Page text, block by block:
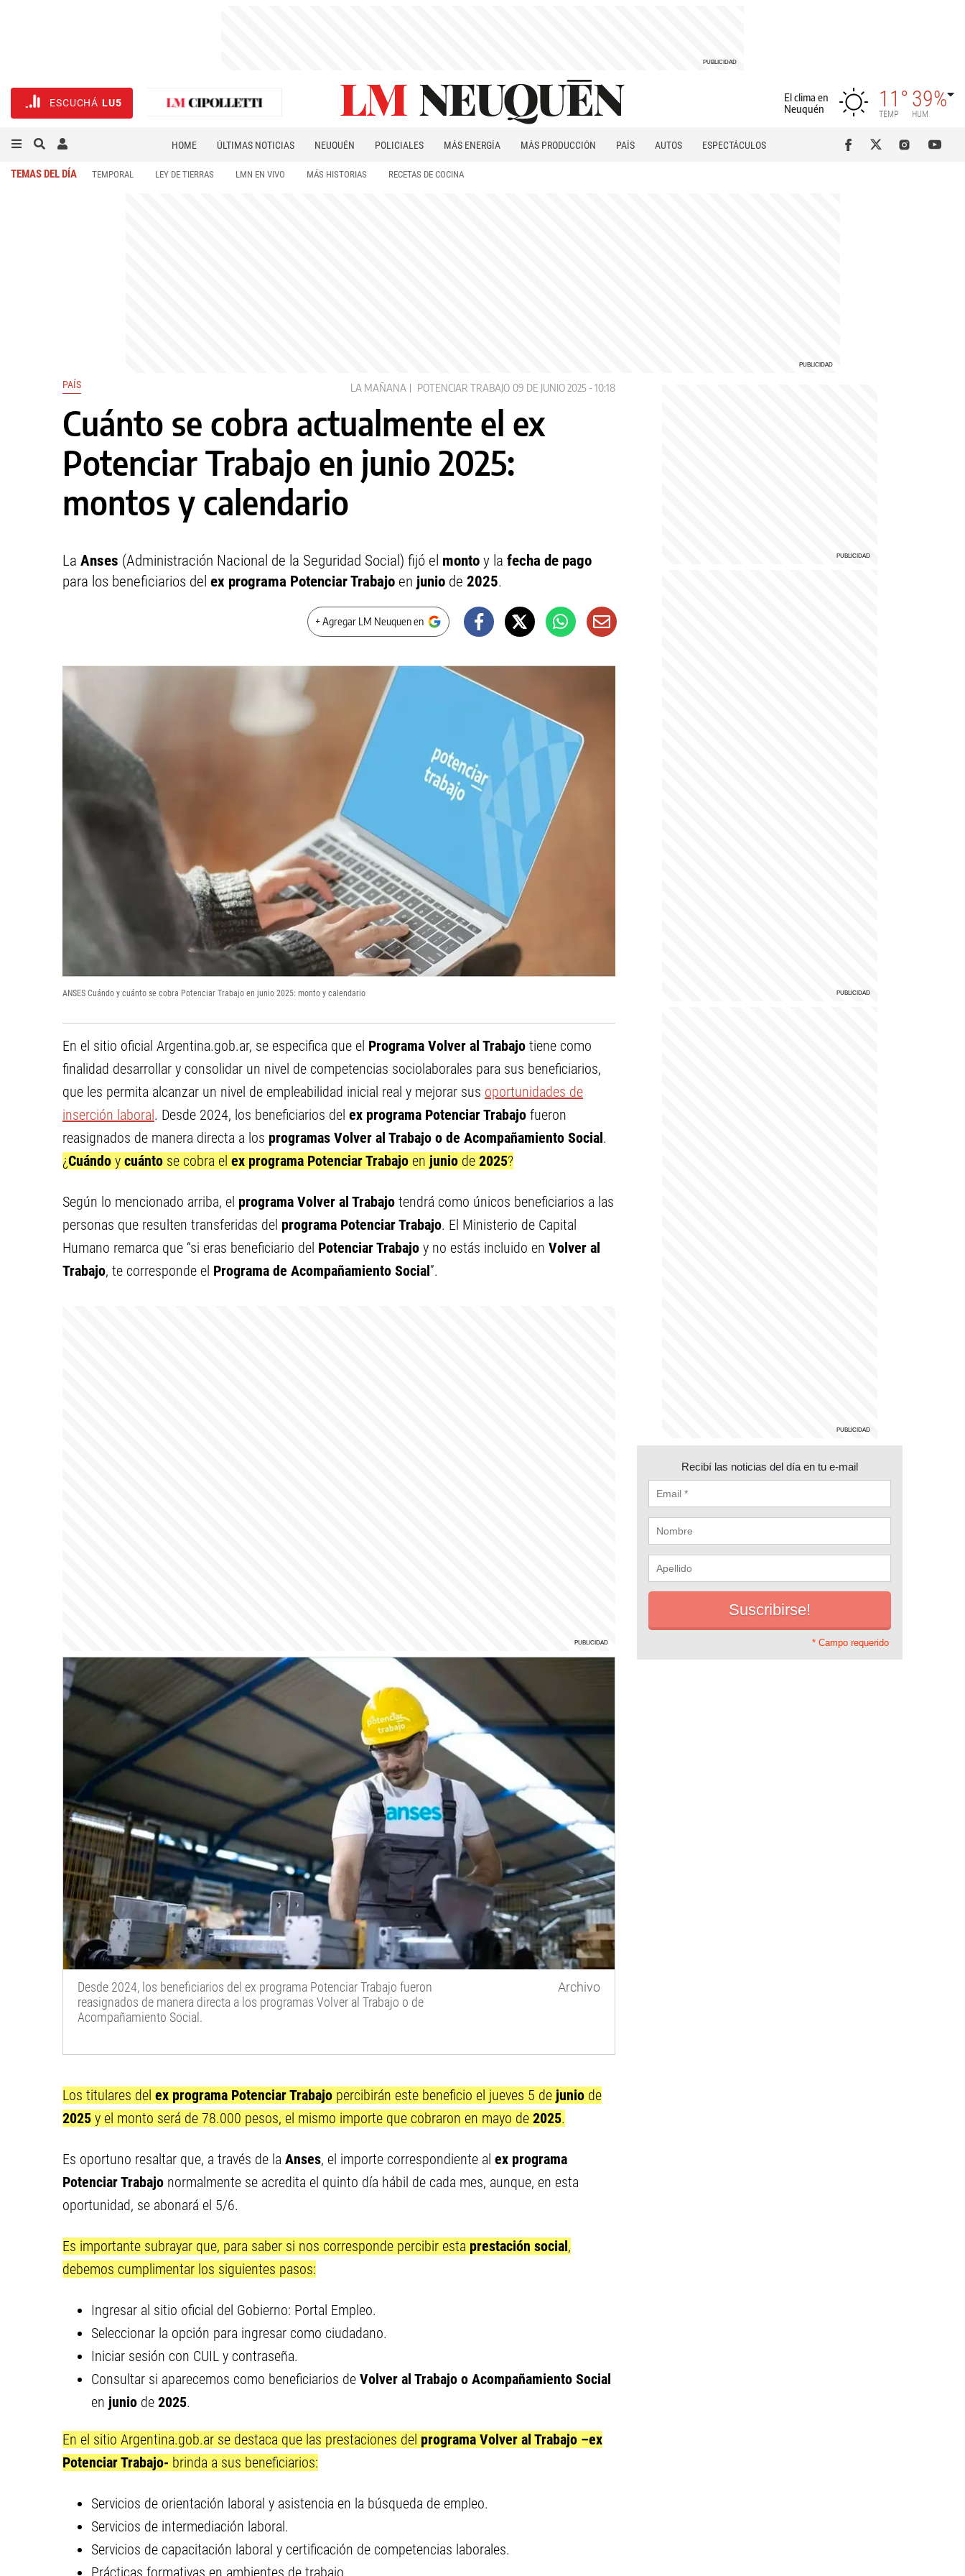
ESCUCHÁ LU5
El clima en
Neuquén
11°
TEMP
39%
HUM
HOME ÚLTIMAS NOTICIAS NEUQUÉN POLICIALES MÁS ENERGÍA MÁS PRODUCCIÓN PAÍS AUTOS
ESPECTÁCULOS
TEMAS DEL DÍA TEMPORAL LEY DE TIERRAS LMN EN VIVO MÁS HISTORIAS RECETAS DE COCINA
PAÍS LA MAÑANA POTENCIAR TRABAJO 09 DE JUNIO 2025 - 10:18
Cuánto se cobra actualmente el ex
Potenciar Trabajo en junio 2025:
montos y calendario
La Anses (Administración Nacional de la Seguridad Social) fijó el monto y la fecha de pago
para los beneficiarios del ex programa Potenciar Trabajo en junio de 2025.
+ Agregar LM Neuquen en
ANSES Cuándo y cuánto se cobra Potenciar Trabajo en junio 2025: monto y calendario
En el sitio oficial Argentina.gob.ar, se especifica que el Programa Volver al Trabajo tiene como
finalidad desarrollar y consolidar un nivel de competencias sociolaborales para sus beneficiarios,
que les permita alcanzar un nivel de empleabilidad inicial real y mejorar sus oportunidades de
inserción laboral. Desde 2024, los beneficiarios del ex programa Potenciar Trabajo fueron
reasignados de manera directa a los programas Volver al Trabajo o de Acompañamiento Social.
¿Cuándo y cuánto se cobra el ex programa Potenciar Trabajo en junio de 2025?
Según lo mencionado arriba, el programa Volver al Trabajo tendrá como únicos beneficiarios a las
personas que resulten transferidas del programa Potenciar Trabajo. El Ministerio de Capital
Humano remarca que “si eras beneficiario del Potenciar Trabajo y no estás incluido en Volver al
Trabajo, te corresponde el Programa de Acompañamiento Social”.
Desde 2024, los beneficiarios del ex programa Potenciar Trabajo fueron
reasignados de manera directa a los programas Volver al Trabajo o de
Acompañamiento Social.
Archivo
Los titulares del ex programa Potenciar Trabajo percibirán este beneficio el jueves 5 de junio de
2025 y el monto será de 78.000 pesos, el mismo importe que cobraron en mayo de 2025.
Es oportuno resaltar que, a través de la Anses, el importe correspondiente al ex programa
Potenciar Trabajo normalmente se acredita el quinto día hábil de cada mes, aunque, en esta
oportunidad, se abonará el 5/6.
Es importante subrayar que, para saber si nos corresponde percibir esta prestación social,
debemos cumplimentar los siguientes pasos:
Ingresar al sitio oficial del Gobierno: Portal Empleo.
Seleccionar la opción para ingresar como ciudadano.
Iniciar sesión con CUIL y contraseña.
Consultar si aparecemos como beneficiarios de Volver al Trabajo o Acompañamiento Social
en junio de 2025.
En el sitio Argentina.gob.ar se destaca que las prestaciones del programa Volver al Trabajo –ex
Potenciar Trabajo- brinda a sus beneficiarios:
Servicios de orientación laboral y asistencia en la búsqueda de empleo.
Servicios de intermediación laboral.
Servicios de capacitación laboral y certificación de competencias laborales.
Prácticas formativas en ambientes de trabajo.
Recibí las noticias del día en tu e-mail
* Campo requerido